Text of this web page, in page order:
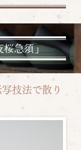
桜急須」
技法で散り